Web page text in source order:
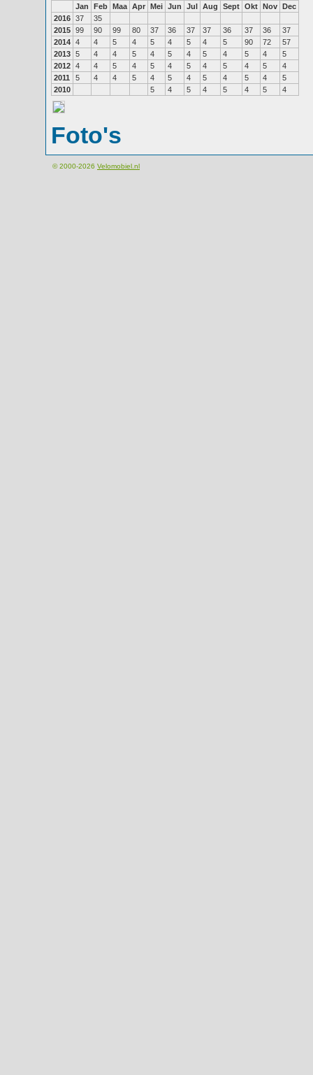
Jan Feb Maa Apr Mei Jun Jul Aug Sept Okt Nov Dec
2016 37
35
2015 99 90 99 80 37 36 37 37 36 37 36
37
2014 4 4 5 4 5 4 5 4 5 90 72
57
2013 5 4 4 5 4 5 4 5 4 5 4
5
2012 4 4 5 4 5 4 5 4 5 4 5
4
2011
5 4 4 5 4 5 4 5 4 5 4
5
2010
5 4 5 4 5 4 5 4
Foto's
© 2000-2026 Velomobiel.nl